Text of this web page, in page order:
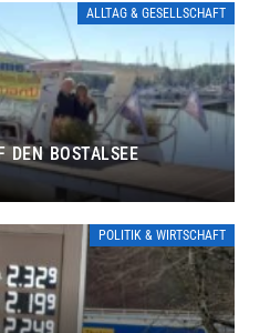
ALLTAG & GESELLSCHAFT
DEN BOSTALSEE
POLITIK & WIRTSCHAFT